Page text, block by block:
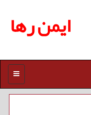
ایمن رها
منو